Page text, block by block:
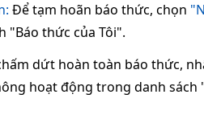
Để tạm hoãn báo thức, chọn
"Báo thức của Tôi".
dứt hoàn toàn báo thức,
hoạt động trong danh sách